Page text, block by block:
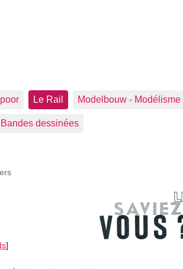
Le Rail Modelbouw - Modélisme
dessinées
]